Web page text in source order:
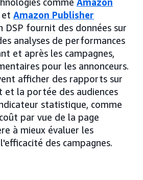
et Amazon Publisher
DSP fournit des données sur
analyses de performances
et après les campagnes,
pour les annonceurs.
afficher des rapports sur
et la portée des audiences
statistique, comme
par vue de la page
à mieux évaluer les
des campagnes.